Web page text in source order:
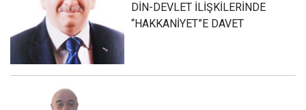
DİN-DEVLET İLİŞKİLERİNDE
“HAKKANİYET”E DAVET